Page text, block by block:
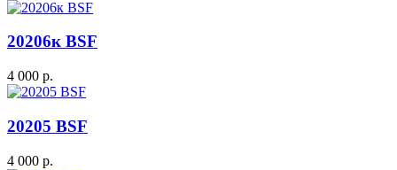
20206к BSF
4 000 р.
20205 BSF
4 000 р.